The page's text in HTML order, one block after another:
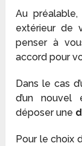
Au
extérieur de
penser à
accord pour
Dans le cas
d’un nouvel
déposer une
Pour le choix